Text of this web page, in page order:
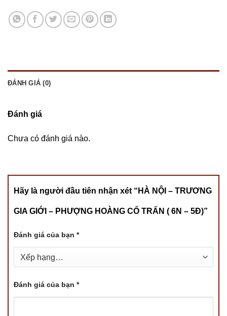
ĐÁNH GIÁ (0)
Đánh giá
Chưa có đánh giá nào.
Hãy là người đầu tiên nhận xét “HÀ NỘI – TRƯƠNG
GIA GIỚI – PHƯỢNG HOÀNG CỔ TRẤN ( 6N – 5Đ)”
Đánh giá của bạn *
Đánh giá của bạn *